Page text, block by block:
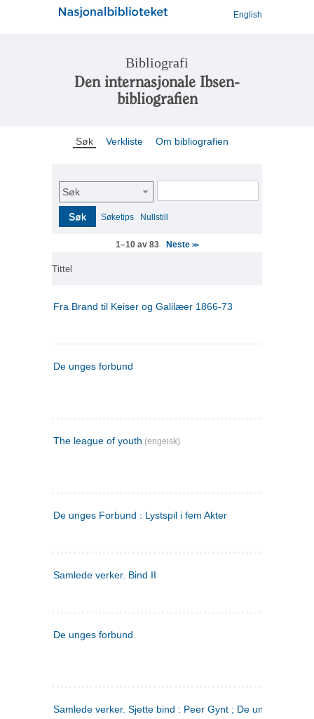
English
Bibliografi
Den internasjonale Ibsen-
bibliografien
Søk Verkliste Om bibliografien
Søk
Søk Søketips Nullstill
1–10 av 83 Neste>>
Tittel
Fra Brand til Keiser og Galilæer 1866-73
De unges forbund
The league of youth (engelsk)
De unges Forbund : Lystspil i fem Akter
Samlede verker. Bind II
De unges forbund
Samlede verker. Sjette bind : Peer Gynt ; De unges